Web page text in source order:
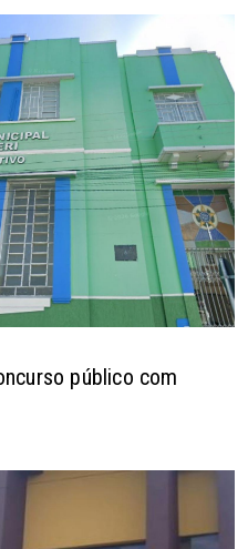
público com